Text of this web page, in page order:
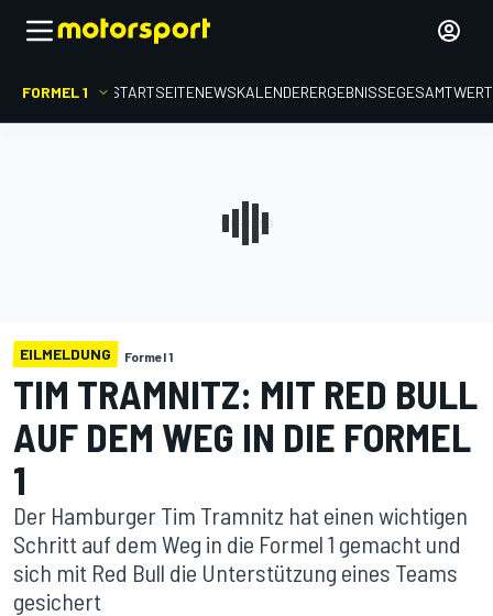
FORMEL 1 STARTSEITENEWSKALENDERERGEBNISSE
EILMELDUNG Formel 1
TIM TRAMNITZ: MIT RED BULL
AUF DEM WEG IN DIE FORMEL
1
Der Hamburger Tim Tramnitz hat einen wichtigen
Schritt auf dem Weg in die Formel 1 gemacht und
sich mit Red Bull die Unterstützung eines Teams
gesichert